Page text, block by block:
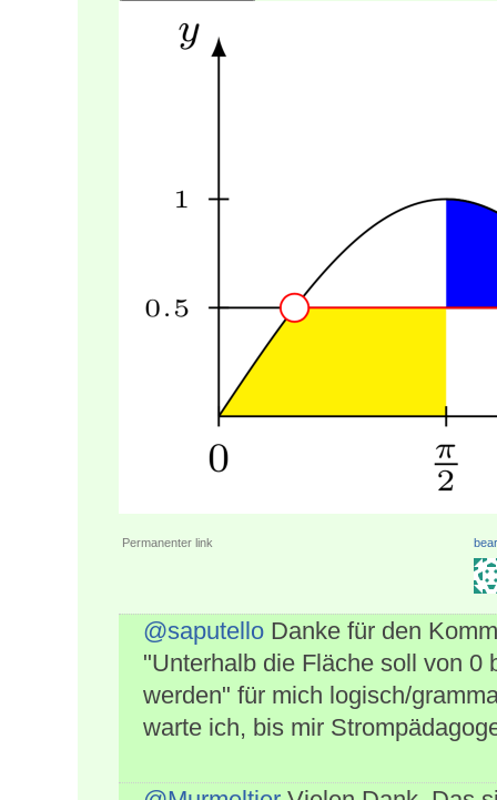
Permanenter link
@saputello Danke für den
"Unterhalb die Fläche soll von 0
werden" für mich logisch/
warte ich, bis mir